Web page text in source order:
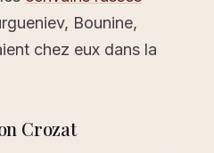
Bounine,
chez eux dans la
Crozat